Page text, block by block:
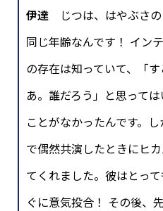
伊達じつは、はやぶさの
同じ年齢なんです！ イン
の存在は知っていて、「
あ。誰だろう」と思って
ことがなかったんです。
で偶然共演したときにヒ
てくれました。彼はとっ
ぐに意気投合！ その後、